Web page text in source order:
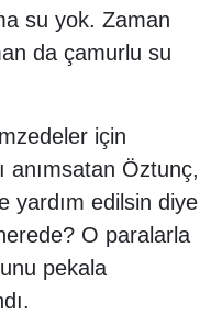
su yok. Zaman
da çamurlu su
için
anımsatan Öztunç,
yardım edilsin diye
O paralarla
pekala